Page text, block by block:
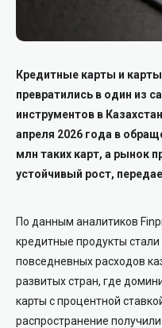
Кредитные карты и
превратились в один из
инструментов в
апреля 2026 года в
млн таких карт, а рынок
устойчивый рост,
По данным аналитиков
кредитные продукты
повседневных расходов
развитых стран, где
карты с процентной
распространение